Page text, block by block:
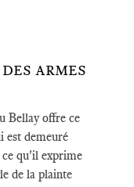
ARMES
Bellay offre ce
est demeuré
ce qu'il exprime
de la plainte